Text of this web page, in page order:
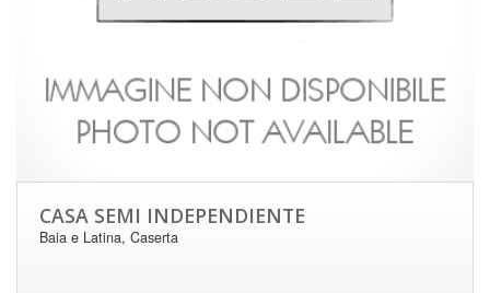
CASA SEMI INDEPENDIENTE
Baia e Latina, Caserta